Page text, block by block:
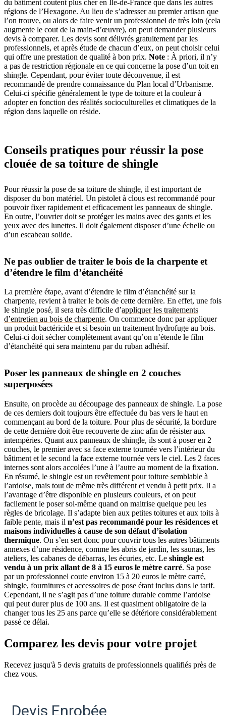
du bâtiment coutent plus cher en Ile-de-France que dans les autres
régions de l’Hexagone. Au lieu de s’adresser au premier artisan que
l’on trouve, ou alors de faire venir un professionnel de très loin (cela
augmente le cout de la main-d’œuvre), on peut demander plusieurs
devis à comparer. Les devis sont délivrés gratuitement par les
professionnels, et après étude de chacun d’eux, on peut choisir celui
qui offre une prestation de qualité à bon prix. Note : À priori, il n’y
a pas de restriction régionale en ce qui concerne la pose d’un toit en
shingle. Cependant, pour éviter toute déconvenue, il est
recommandé de prendre connaissance du Plan local d’Urbanisme.
Celui-ci spécifie généralement le type de toiture et la couleur à
adopter en fonction des réalités socioculturelles et climatiques de la
région dans laquelle on réside.
Conseils pratiques pour réussir la pose
clouée de sa toiture de shingle
Pour réussir la pose de sa toiture de shingle, il est important de
disposer du bon matériel. Un pistolet à clous est recommandé pour
pouvoir fixer rapidement et efficacement les panneaux de shingle.
En outre, l’ouvrier doit se protéger les mains avec des gants et les
yeux avec des lunettes. Il doit également disposer d’une échelle ou
d’un escabeau solide.
Ne pas oublier de traiter le bois de la charpente et
d’étendre le film d’étanchéité
La première étape, avant d’étendre le film d’étanchéité sur la
charpente, revient à traiter le bois de cette dernière. En effet, une fois
le shingle posé, il sera très difficile d’appliquer les traitements
d’entretien au bois de charpente. On commence donc par appliquer
un produit bactéricide et si besoin un traitement hydrofuge au bois.
Celui-ci doit sécher complètement avant qu’on n’étende le film
d’étanchéité qui sera maintenu par du ruban adhésif.
Poser les panneaux de shingle en 2 couches
superposées
Ensuite, on procède au découpage des panneaux de shingle. La pose
de ces derniers doit toujours être effectuée du bas vers le haut en
commençant au bord de la toiture. Pour plus de sécurité, la bordure
de cette dernière doit être recouverte de zinc afin de résister aux
intempéries. Quant aux panneaux de shingle, ils sont à poser en 2
couches, le premier avec sa face externe tournée vers l’intérieur du
bâtiment et le second la face externe tournée vers le ciel. Les 2 faces
internes sont alors accolées l’une à l’autre au moment de la fixation.
En résumé, le shingle est un revêtement pour toiture semblable à
l’ardoise, mais tout de même très différent et vendu à petit prix. Il a
l’avantage d’être disponible en plusieurs couleurs, et on peut
facilement le poser soi-même quand on maitrise quelque peu les
règles de bricolage. Il s’adapte bien aux petites toitures et aux toits à
faible pente, mais il n’est pas recommandé pour les résidences et
maisons individuelles à cause de son défaut d’isolation
thermique. On s’en sert donc pour couvrir tous les autres bâtiments
annexes d’une résidence, comme les abris de jardin, les saunas, les
ateliers, les cabanes de débarras, les écuries, etc. Le shingle est
vendu à un prix allant de 8 à 15 euros le mètre carré. Sa pose
par un professionnel coute environ 15 à 20 euros le mètre carré,
shingle, fournitures et accessoires de pose étant inclus dans le tarif.
Cependant, il ne s’agit pas d’une toiture durable comme l’ardoise
qui peut durer plus de 100 ans. Il est quasiment obligatoire de la
changer tous les 25 ans parce qu’elle se détériore considérablement
passé ce délai.
Comparez les devis pour votre projet
Recevez jusqu'à 5 devis gratuits de professionnels qualifiés près de
chez vous.
Devis Enrobée